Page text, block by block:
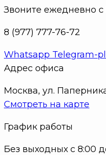
Звоните ежедневно с
8 (977) 777-76-72
Whatsapp Telegram-
Адрес офиса
Москва, ул.
Смотреть на карте
График работы
Без выходных с 8:00